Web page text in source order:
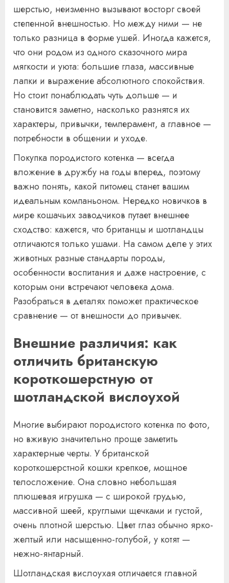
шерстью, неизменно вызывают восторг своей
степенной внешностью. Но между ними — не
только разница в форме ушей. Иногда кажется,
что они родом из одного сказочного мира
мягкости и уюта: большие глаза, массивные
лапки и выражение абсолютного спокойствия.
Но стоит понаблюдать чуть дольше — и
становится заметно, насколько разнятся их
характеры, привычки, темперамент, а главное —
потребности в общении и уходе.
Покупка породистого котенка — всегда
вложение в дружбу на годы вперед, поэтому
важно понять, какой питомец станет вашим
идеальным компаньоном. Нередко новичков в
мире кошачьих заводчиков путает внешнее
сходство: кажется, что британцы и шотландцы
отличаются только ушами. На самом деле у этих
животных разные стандарты породы,
особенности воспитания и даже настроение, с
которым они встречают человека дома.
Разобраться в деталях поможет практическое
сравнение — от внешности до привычек.
Внешние различия: как
отличить британскую
короткошерстную от
шотландской вислоухой
Многие выбирают породистого котенка по фото,
но вживую значительно проще заметить
характерные черты. У британской
короткошерстной кошки крепкое, мощное
телосложение. Она словно небольшая
плюшевая игрушка — с широкой грудью,
массивной шеей, круглыми щечками и густой,
очень плотной шерстью. Цвет глаз обычно ярко-
желтый или насыщенно-голубой, у котят —
нежно-янтарный.
Шотландская вислоухая отличается главной